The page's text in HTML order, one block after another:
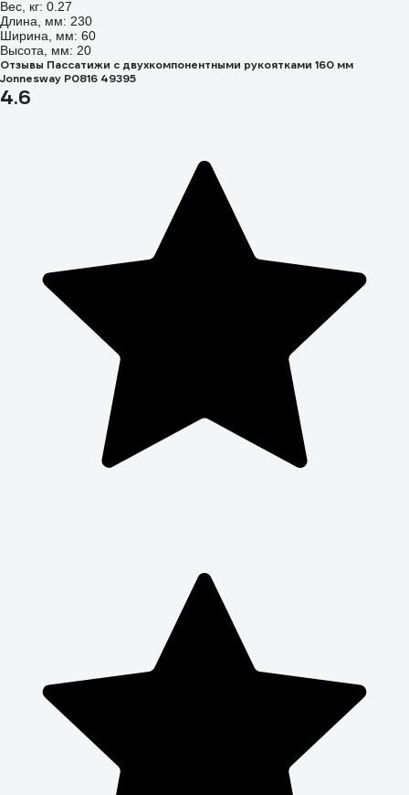
Вес, кг: 0.27
Длина, мм: 230
Ширина, мм: 60
Высота, мм: 20
Отзывы Пассатижи с двухкомпонентными рукоятками 160 мм
Jonnesway P0816 49395
4.6